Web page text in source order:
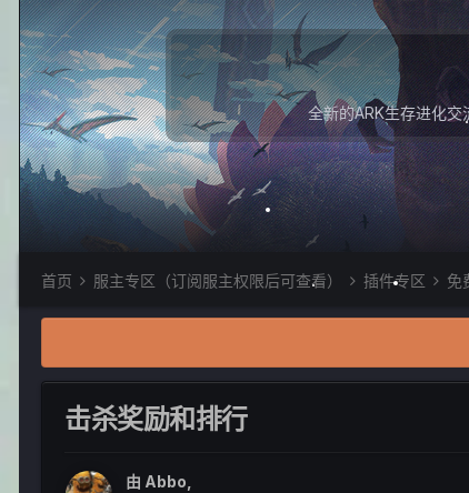
全新的ARK生存进化
首页 服主专区（订阅服主权限后可查看） 插件专区 免
击杀奖励和排行
由 Abbo